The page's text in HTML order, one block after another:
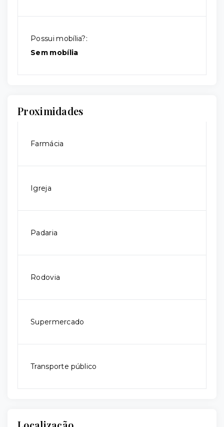
Possui mobília?:
Sem mobília
Proximidades
Farmácia
Igreja
Padaria
Rodovia
Supermercado
Transporte público